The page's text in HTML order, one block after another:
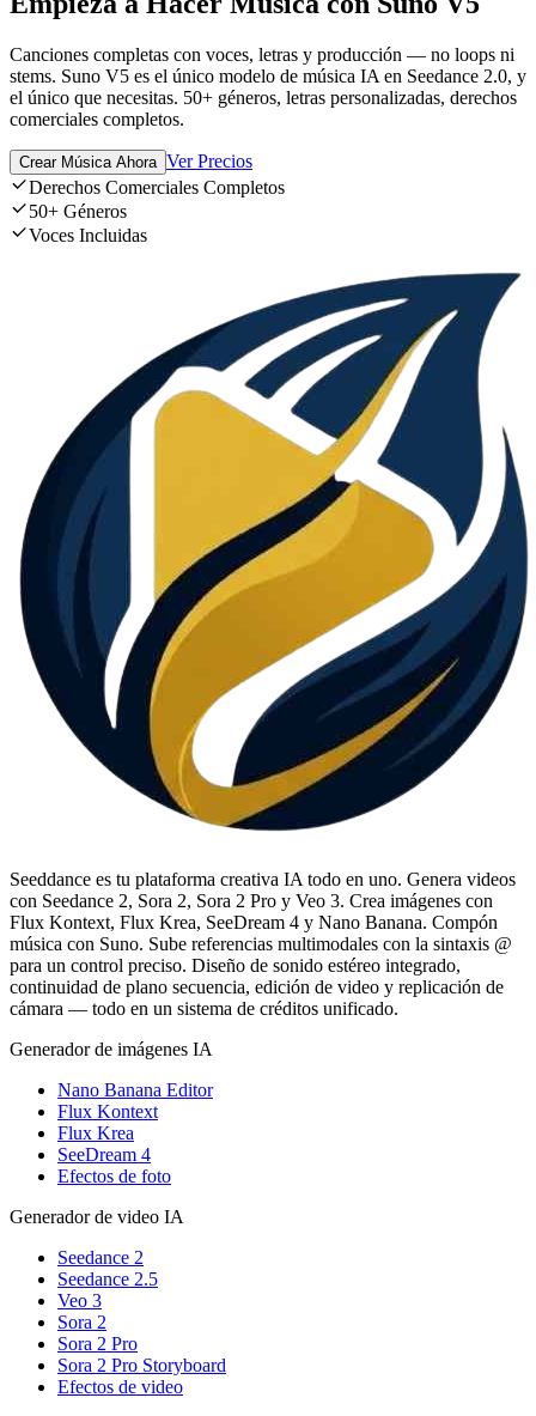
Canciones completas con voces, letras y producción — no loops ni
stems. Suno V5 es el único modelo de música IA en Seedance 2.0, y
el único que necesitas. 50+ géneros, letras personalizadas, derechos
comerciales completos.
Crear Música Ahora Ver Precios
Derechos Comerciales Completos
50+ Géneros
Voces Incluidas
Seeddance es tu plataforma creativa IA todo en uno. Genera videos
con Seedance 2, Sora 2, Sora 2 Pro y Veo 3. Crea imágenes con
Flux Kontext, Flux Krea, SeeDream 4 y Nano Banana. Compón
música con Suno. Sube referencias multimodales con la sintaxis @
para un control preciso. Diseño de sonido estéreo integrado,
continuidad de plano secuencia, edición de video y replicación de
cámara — todo en un sistema de créditos unificado.
Generador de imágenes IA
Nano Banana Editor
Flux Kontext
Flux Krea
SeeDream 4
Efectos de foto
Generador de video IA
Seedance 2
Seedance 2.5
Veo 3
Sora 2
Sora 2 Pro
Sora 2 Pro Storyboard
Efectos de video